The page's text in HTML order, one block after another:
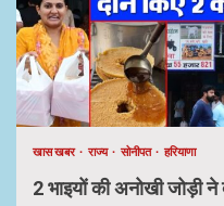
खास खबर राज्य सोनीपत हरियाणा
2 भाइयों की अनोखी जोड़ी